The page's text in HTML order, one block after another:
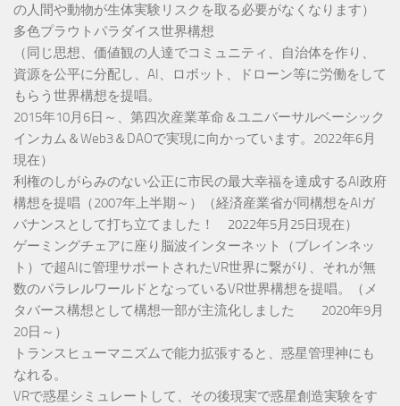
の人間や動物が生体実験リスクを取る必要がなくなります）
多色プラウトパラダイス世界構想
（同じ思想、価値観の人達でコミュニティ、自治体を作り、
資源を公平に分配し、AI、ロボット、ドローン等に労働をして
もらう世界構想を提唱。
2015年10月6日～、第四次産業革命＆ユニバーサルベーシック
インカム＆Web3＆DAOで実現に向かっています。2022年6月
現在）
利権のしがらみのない公正に市民の最大幸福を達成するAI政府
構想を提唱（2007年上半期～）（経済産業省が同構想をAIガ
バナンスとして打ち立てました！ 2022年5月25日現在）
ゲーミングチェアに座り脳波インターネット（ブレインネッ
ト）で超AIに管理サポートされたVR世界に繋がり、それが無
数のパラレルワールドとなっているVR世界構想を提唱。（メ
タバース構想として構想一部が主流化しました 2020年9月
20日～）
トランスヒューマニズムで能力拡張すると、惑星管理神にも
なれる。
VRで惑星シミュレートして、その後現実で惑星創造実験をす